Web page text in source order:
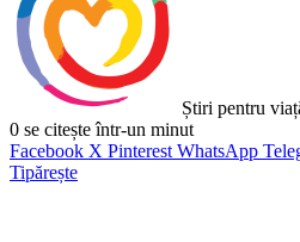
Știri pentru
0 se citește într-un minut
Facebook X Pinterest WhatsApp
Tipărește